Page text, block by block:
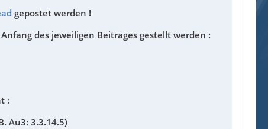
gepostet werden !
des jeweiligen Beitrages gestellt werden :
:
Au3: 3.3.14.5)